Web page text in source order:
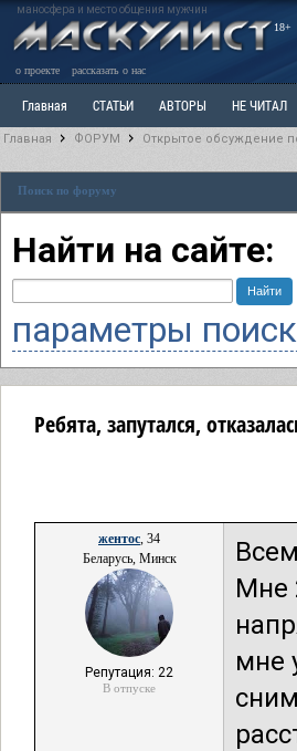
маносфера и место общения мужчин
18+
о проекте рассказать о нас
Главная СТАТЬИ АВТОРЫ НЕ ЧИТАЛ
Ветка: Расстаюсь или Развожусь. САНЧАС
РАЗДЕЛ: Разное
Главная ФОРУМ Открытое обсуждение
Поиск по форуму
Найти на сайте:
параметры
Ребята, запутался,
жентос, 34
Беларусь, Минск
Репутация: 22
В отпуске
Мне
мне